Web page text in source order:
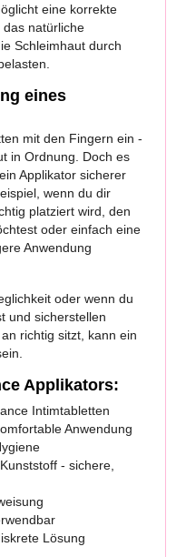
eine korrekte
das natürliche
Schleimhaut durch
eines
mit den Fingern ein -
in Ordnung. Doch es
Applikator sicherer
wenn du dir
platziert wird, den
oder einfach eine
Anwendung
oder wenn du
und sicherstellen
richtig sitzt, kann ein
Applikators:
Intimtabletten
Anwendung
- sichere,
Lösung